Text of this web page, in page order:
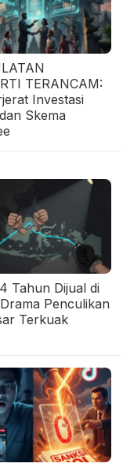
TERANCAM:
Investasi
Skema
Tahun Dijual di
Penculikan
Terkuak